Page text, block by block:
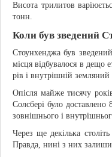
Висота трилитов
тонн.
Коли був зведений
Стоунхенджа був
місця відбувалося в дещо
рів і внутрішній
Опісля майже тисячу
Солсбері було
зовнішнього і
Через ще декілька
Правда, нині з них